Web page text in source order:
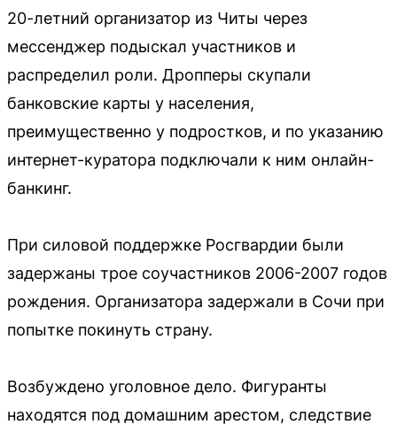
20-летний организатор из Читы через
мессенджер подыскал участников и
распределил роли. Дропперы скупали
банковские карты у населения,
преимущественно у подростков, и по указанию
интернет-куратора подключали к ним онлайн-
банкинг.
При силовой поддержке Росгвардии были
задержаны трое соучастников 2006-2007 годов
рождения. Организатора задержали в Сочи при
попытке покинуть страну.
Возбуждено уголовное дело. Фигуранты
находятся под домашним арестом, следствие